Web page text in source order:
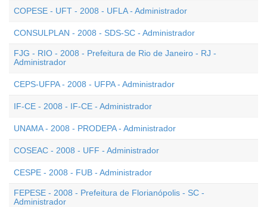
COPESE - UFT - 2008 - UFLA - Administrador
CONSULPLAN - 2008 - SDS-SC - Administrador
FJG - RIO - 2008 - Prefeitura de Rio de Janeiro - RJ -
Administrador
CEPS-UFPA - 2008 - UFPA - Administrador
IF-CE - 2008 - IF-CE - Administrador
UNAMA - 2008 - PRODEPA - Administrador
COSEAC - 2008 - UFF - Administrador
CESPE - 2008 - FUB - Administrador
FEPESE - 2008 - Prefeitura de Florianópolis - SC -
Administrador